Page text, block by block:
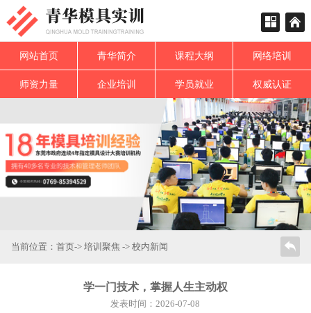
网站首页 青华简介 课程大纲 网络培训
师资力量 企业培训 学员就业 权威认证
当前位置： 首页-> 培训聚焦 -> 校内新闻
学一门技术，掌握人生主动权
发表时间：2026-07-08